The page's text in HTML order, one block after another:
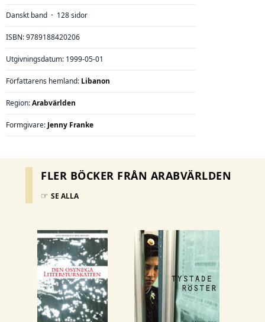
Danskt band ⋅ 128 sidor
ISBN: 9789188420206
Utgivningsdatum: 1999-05-01
Författarens hemland: Libanon
Region:Arabvärlden
Formgivare: Jenny Franke
FLER BÖCKER FRÅN ARABVÄRLDEN
☞SE ALLA